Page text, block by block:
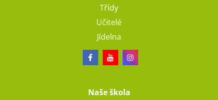
Třídy
Učitelé
Jídelna
Naše škola